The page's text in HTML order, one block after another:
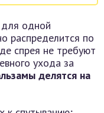
одной
распределится по
спрея не требуют
ухода за
делятся на